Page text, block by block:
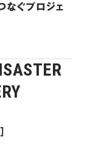
計 株式会社三菱地
なぐプロジェ